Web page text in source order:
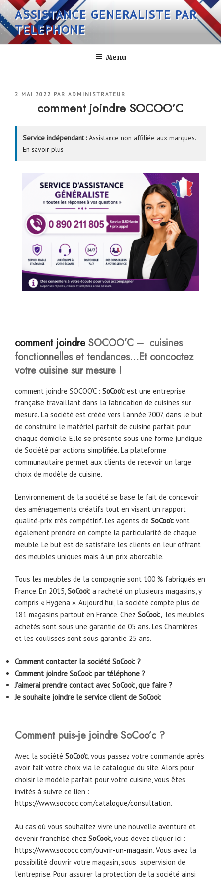
Aller
au
contenu
principal
ASSISTANCE GENERALISTE PAR
TELEPHONE
Menu
PUBLIÉ
2 MAI 2022 PAR ADMINISTRATEUR
comment joindre SOCOO’C
Service indépendant :Assistance non affiliée aux marques.
En savoir plus
comment joindre SOCOO’C – cuisines
fonctionnelles et tendances…Et concoctez
votre cuisine sur mesure !
comment joindre SOCOO’C : SoCoo’c est une entreprise
française travaillant dans la fabrication de cuisines sur
mesure. La société est créée vers l’année 2007, dans le but
de construire le matériel parfait de cuisine parfait pour
chaque domicile. Elle se présente sous une forme juridique
de Société par actions simplifiée. La plateforme
communautaire permet aux clients de recevoir un large
choix de modèle de cuisine.
L’environnement de la société se base le fait de concevoir
des aménagements créatifs tout en visant un rapport
qualité-prix très compétitif. Les agents de SoCoo’c vont
également prendre en compte la particularité de chaque
meuble. Le but est de satisfaire les clients en leur offrant
des meubles uniques mais à un prix abordable.
Tous les meubles de la compagnie sont 100 % fabriqués en
France. En 2015,SoCoo’c a racheté un plusieurs magasins, y
compris « Hygena ». Aujourd’hui, la société compte plus de
181 magasins partout en France. Chez SoCoo’c, les meubles
achetés sont sous une garantie de 05 ans. Les Charnières
et les coulisses sont sous garantie 25 ans.
Comment contacter la société SoCoo’c ?
Comment joindre SoCoo’c par téléphone ?
J’aimerai prendre contact avec SoCoo’c, que faire ?
Je souhaite joindre le service client de SoCoo’c
Comment puis-je joindre SoCoo’c ?
Avec la société SoCoo’c, vous passez votre commande après
avoir fait votre choix via le catalogue du site. Alors pour
choisir le modèle parfait pour votre cuisine, vous êtes
invités à suivre ce lien :
https://www.socooc.com/catalogue/consultation.
Au cas où vous souhaitez vivre une nouvelle aventure et
devenir franchisé chez SoCoo’c,vous devez cliquer ici :
https://www.socooc.com/ouvrir-un-magasin. Vous avez la
possibilité d’ouvrir votre magasin, sous supervision de
l’entreprise. Pour assurer la protection de la société ainsi